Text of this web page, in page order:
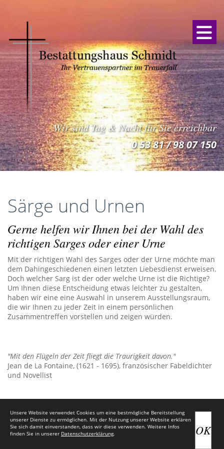
Wir sind Tag & Nacht für Sie erreichbar
0 53 81 / 98 07 150
Särge und Urnen
Gerne helfen wir Ihnen bei der Wahl des
richtigen Sarges oder einer Urne
Mit der richtigen Wahl des Sarges oder der Urne möchte man
dem Dahingeschiedenen einen letzten Liebesdienst erweisen.
Doch welcher Sarg ist der oder welche Urne ist die Richtige?
Um Ihnen diese Entscheidung etwas leichter zu gestalten,
haben wir eine eine Auswahl in unserem Ausstellungsraum,
die wir Ihnen zu jeder Zeit in einem persönlichen
Zusammentreffen vorstellen und zeigen würden.
"Mit den Flügeln der Zeit fliegt die Traurigkeit davon."
Jean de La Fontaine, (1621 - 1695), französischer Fabeldichter
und Novellist
OK
Unsere Website verwendet Cookies um eine bestmögliche Bereitstellung
unserer Dienste zu ermöglichen. Mit der Nutzung unserer Website erklären
Sie sich damit einverstanden, dass wir diese verwenden. Weitere Infos
finden Sie in unserer Datenschutzerklärung.